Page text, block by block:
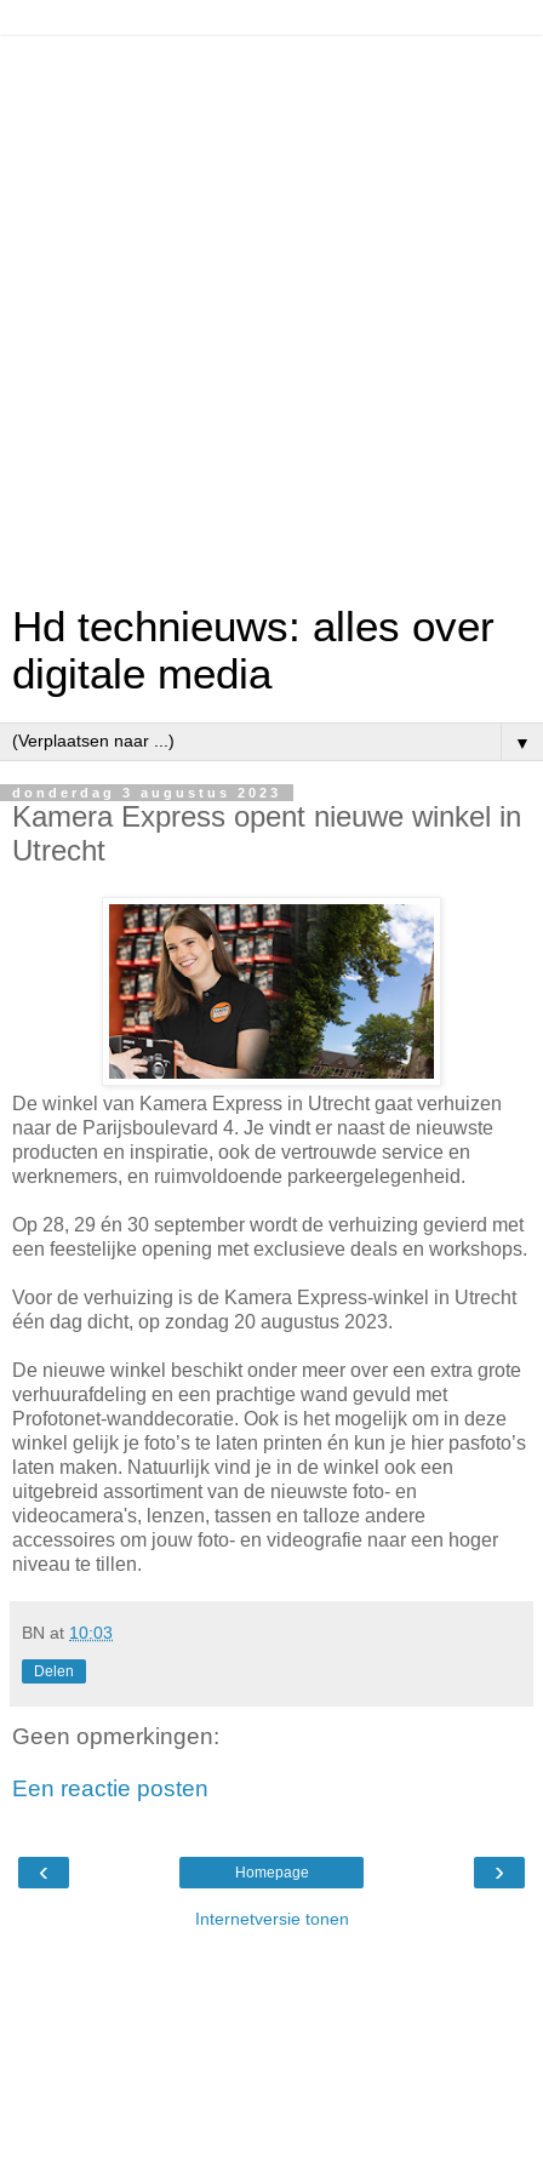
Hd technieuws: alles over
digitale media
▼
donderdag 3 augustus 2023
Kamera Express opent nieuwe winkel in
Utrecht
De winkel van Kamera Express in Utrecht gaat verhuizen
naar de Parijsboulevard 4. Je vindt er naast de nieuwste
producten en inspiratie, ook de vertrouwde service en
werknemers, en ruimvoldoende parkeergelegenheid.
Op 28, 29 én 30 september wordt de verhuizing gevierd met
een feestelijke opening met exclusieve deals en workshops.
Voor de verhuizing is de Kamera Express-winkel in Utrecht
één dag dicht, op zondag 20 augustus 2023.
De nieuwe winkel beschikt onder meer over een extra grote
verhuurafdeling en een prachtige wand gevuld met
Profotonet-wanddecoratie. Ook is het mogelijk om in deze
winkel gelijk je foto’s te laten printen én kun je hier pasfoto’s
laten maken. Natuurlijk vind je in de winkel ook een
uitgebreid assortiment van de nieuwste foto- en
videocamera's, lenzen, tassen en talloze andere
accessoires om jouw foto- en videografie naar een hoger
niveau te tillen.
BN at 10:03
Delen
Geen opmerkingen:
Een reactie posten
‹ ›
Homepage
Internetversie tonen